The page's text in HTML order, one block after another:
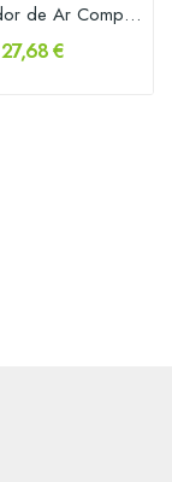
Pulverizador de Ar Comprimido 0,9lt
27,68 €